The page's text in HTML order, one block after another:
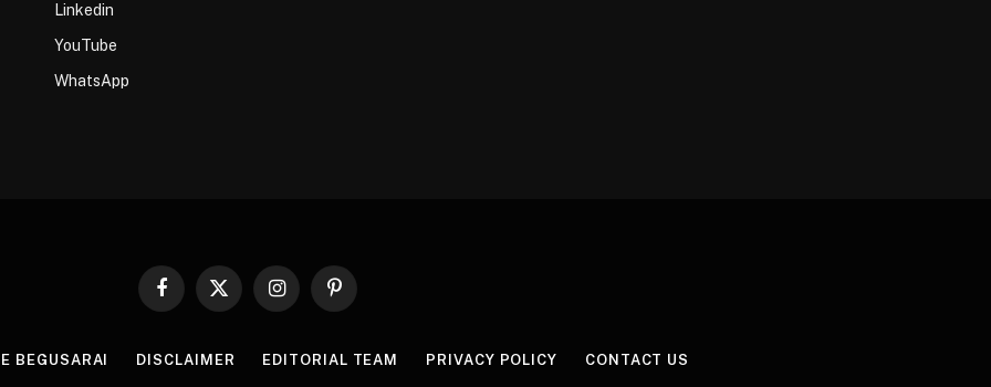
Linkedin
YouTube
WhatsApp
Facebook
X
InstagramPinterest
BEGUSARAI DISCLAIMER EDITORIAL TEAM PRIVACY POLICY CONTACT US